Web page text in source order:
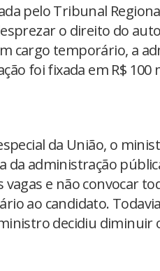
pelo Tribunal Regional
o direito do
cargo temporário, a
foi fixada em R$ 100
da União, o
da administração
e não convocar
ao candidato.
decidiu diminuir